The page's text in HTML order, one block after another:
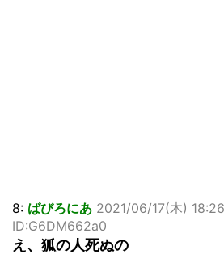
8: ばびろにあ 2021/06/17(木)
ID:G6DM662a0
え、狐の人死ぬの